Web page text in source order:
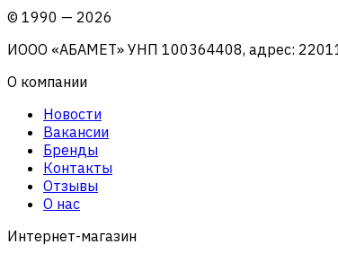
© 1990 — 2026
ИООО «АБАМЕТ» УНП 100364408, адрес:
О компании
Новости
Вакансии
Бренды
Контакты
Отзывы
О нас
Интернет-магазин